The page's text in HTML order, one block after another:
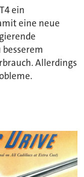
ein
eine neue
Allerdings